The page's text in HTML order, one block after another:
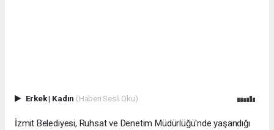
Erkek| Kadın (Haberi Sesli Oku)
İzmit Belediyesi, Ruhsat ve Denetim Müdürlüğü'nde yaşandığı